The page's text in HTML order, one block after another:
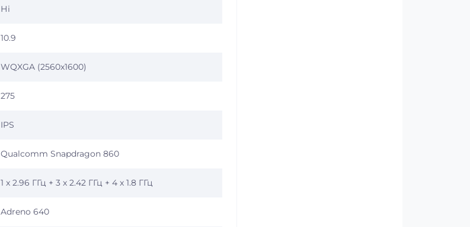
Ні
10.9
WQXGA (2560x1600)
275
IPS
Qualcomm Snapdragon 860
1 x 2.96 ГГц + 3 x 2.42 ГГц + 4 x 1.8 ГГц
Adreno 640